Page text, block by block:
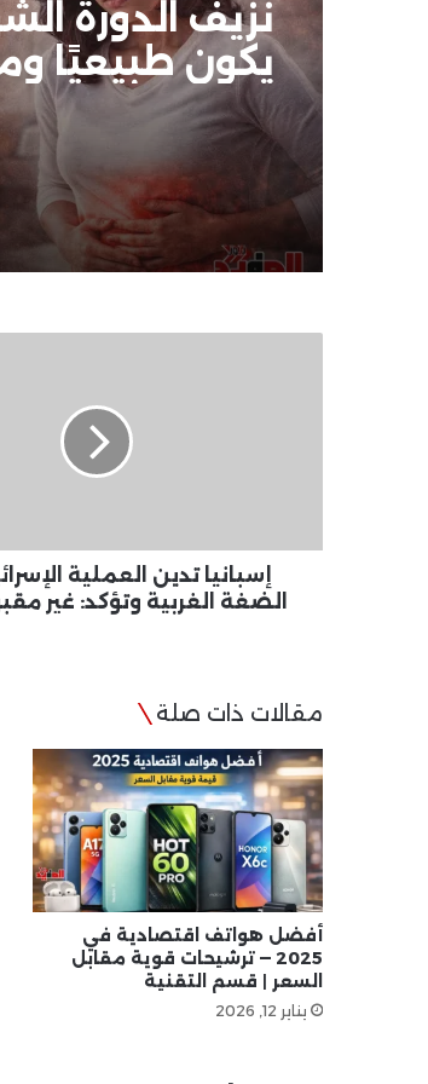
نزيف الدورة
يكون طبيعيًا
القلق
غير
إطلاقا
إسبانيا تدين العملية
الضغة الغربية وتؤكد: غير
مقالات ذات صلة
أفضل هواتف اقتصادية في
2025 — ترشيحات قوية مقابل
السعر | قسم التقنية
يناير 12, 2026